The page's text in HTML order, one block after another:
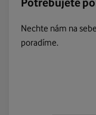
Nechte nám na
poradíme.